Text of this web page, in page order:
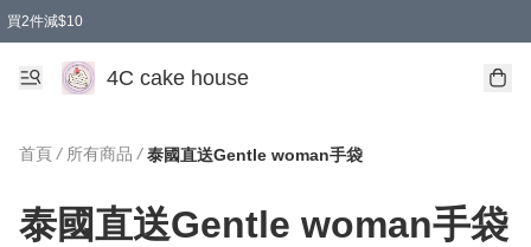
買2件減$10
任選兩件減$10
買兩盒減$10
買兩件減$10
買2件減$10
4C cake house
首頁 / 所有商品 / 泰國直送Gentle woman手袋
泰國直送Gentle woman手袋